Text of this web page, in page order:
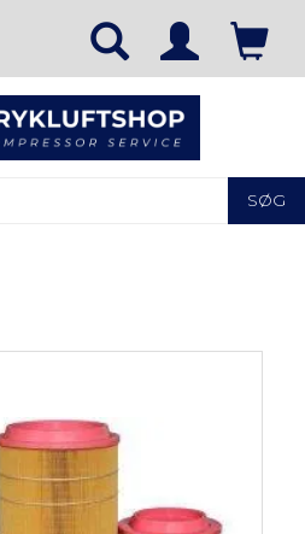
SØG